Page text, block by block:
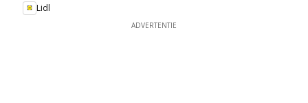
Lidl
ADVERTENTIE